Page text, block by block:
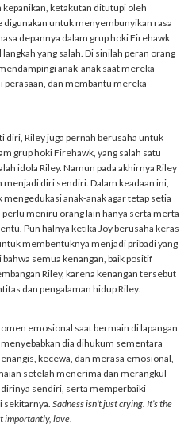
ketakutan ditutupi oleh
untuk menyembunyikan rasa
depannya dalam grup hoki Firehawk
yang salah. Di sinilah peran orang
anak-anak saat mereka
dan membantu mereka
diri, Riley juga pernah berusaha untuk
grup hoki Firehawk, yang salah satu
idola Riley. Namun pada akhirnya Riley
diri sendiri. Dalam keadaan ini,
anak-anak agar tetap setia
meniru orang lain hanya serta merta
Pun halnya ketika Joy berusaha keras
membentuknya menjadi pribadi yang
semua kenangan, baik positif
Riley, karena kenangan tersebut
dan pengalaman hidup Riley.
emosional saat bermain di lapangan.
dia dihukum sementara
kecewa, dan merasa emosional,
setelah menerima dan merangkul
sendiri, serta memperbaiki
sekitarnya.Sadness isn’t just crying. It’s the
importantly, love.